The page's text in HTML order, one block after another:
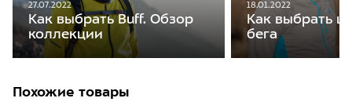
27.07.2022
Как выбрать Buff. Обзор
коллекции
18.01.2022
Как выбрать
бега
Похожие товары